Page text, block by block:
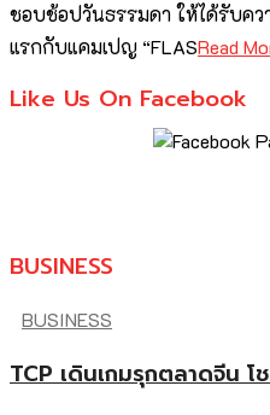
ชอบช้อปวันธรรมดา ให้ได้รับคว
แรกกับแคมเปญ “FLASRead
Like Us On Facebook
BUSINESS
BUSINESS
TCP เดินเกมรุกตลาดจีน